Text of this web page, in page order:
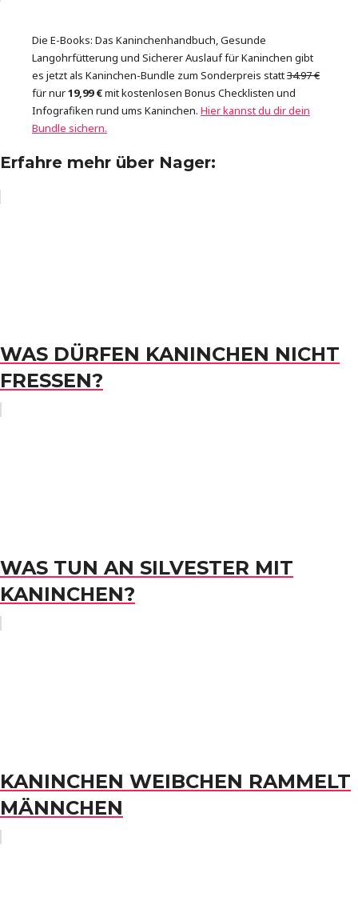
Die E-Books: Das Kaninchenhandbuch, Gesunde
Langohrfütterung und Sicherer Auslauf für Kaninchen gibt
es jetzt als Kaninchen-Bundle zum Sonderpreis statt34.97 €
für nur19,99 €mit kostenlosen Bonus Checklisten und
Infografiken rund ums Kaninchen. Hier kannst du dir dein
Bundle sichern.
Erfahre mehr über Nager:
WAS DÜRFEN KANINCHEN NICHT
FRESSEN?
WAS TUN AN SILVESTER MIT
KANINCHEN?
KANINCHEN WEIBCHEN RAMMELT
MÄNNCHEN